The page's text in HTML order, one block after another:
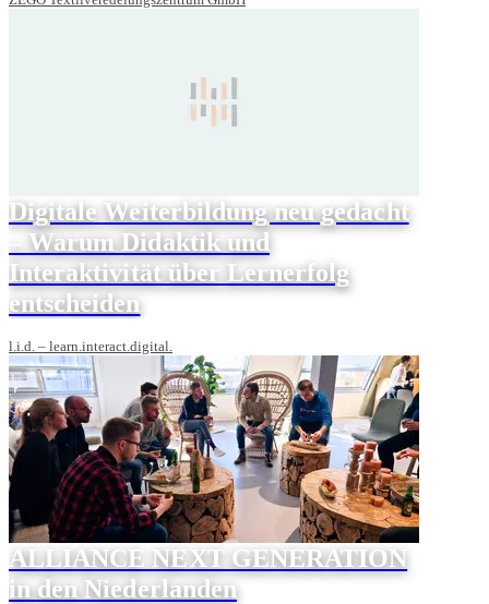
Digitale Weiterbildung neu gedacht
– Warum Didaktik und
Interaktivität über Lernerfolg
entscheiden
l.i.d. – learn.interact.digital.
ALLIANCE NEXT GENERATION
in den Niederlanden